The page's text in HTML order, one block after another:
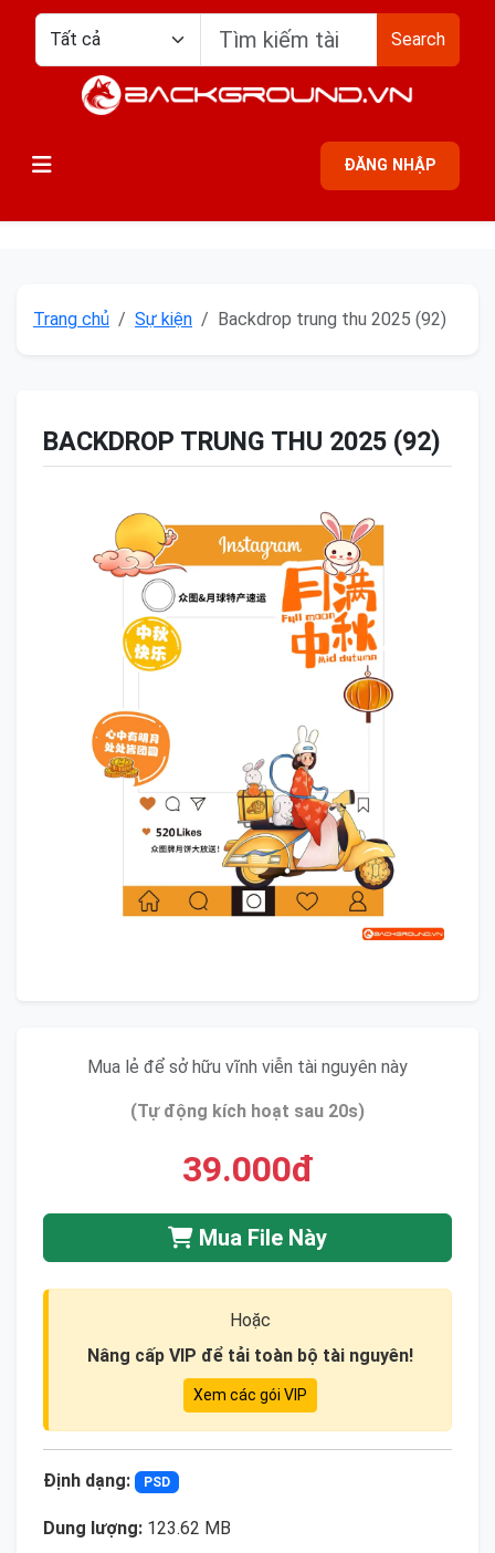
Search
ĐĂNG NHẬP
Trang chủ Sự kiện Backdrop trung thu 2025 (92)
BACKDROP TRUNG THU 2025 (92)
Mua lẻ để sở hữu vĩnh viễn tài nguyên này
(Tự động kích hoạt sau 20s)
39.000đ
Mua File Này
Hoặc
Nâng cấp VIP để tải toàn bộ tài nguyên!
Xem các gói VIP
Định dạng: PSD
Dung lượng: 123.62 MB